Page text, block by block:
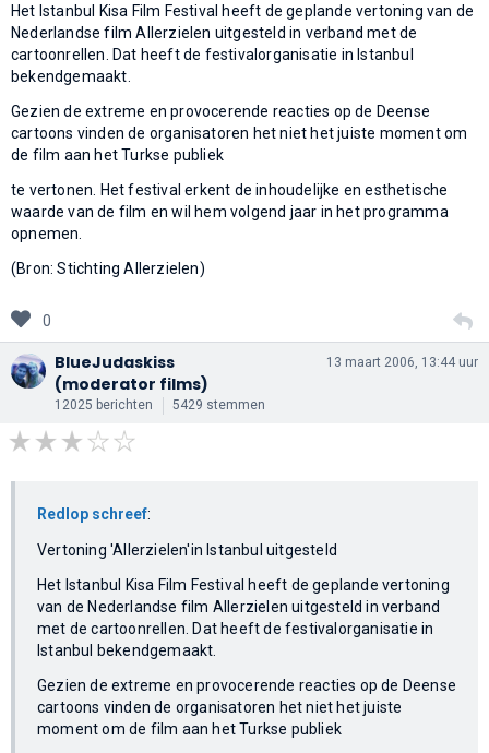
Het Istanbul Kisa Film Festival heeft de geplande vertoning van de
Nederlandse film Allerzielen uitgesteld in verband met de
cartoonrellen. Dat heeft de festivalorganisatie in Istanbul
bekendgemaakt.
Gezien de extreme en provocerende reacties op de Deense
cartoons vinden de organisatoren het niet het juiste moment om
de film aan het Turkse publiek
te vertonen. Het festival erkent de inhoudelijke en esthetische
waarde van de film en wil hem volgend jaar in het programma
opnemen.
(Bron: Stichting Allerzielen)
0
BlueJudaskiss
(moderator films)
12025 berichten 5429 stemmen
13 maart 2006, 13:44 uur
Redlop schreef:
Vertoning 'Allerzielen'in Istanbul uitgesteld
Het Istanbul Kisa Film Festival heeft de geplande vertoning
van de Nederlandse film Allerzielen uitgesteld in verband
met de cartoonrellen. Dat heeft de festivalorganisatie in
Istanbul bekendgemaakt.
Gezien de extreme en provocerende reacties op de Deense
cartoons vinden de organisatoren het niet het juiste
moment om de film aan het Turkse publiek